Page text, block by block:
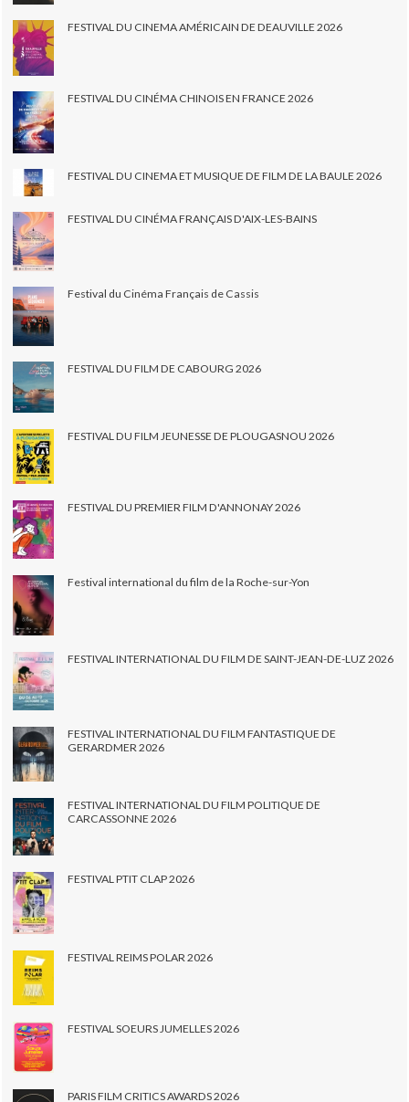
FESTIVAL DU CINEMA AMÉRICAIN DE DEAUVILLE 2026
FESTIVAL DU CINÉMA CHINOIS EN FRANCE 2026
FESTIVAL DU CINEMA ET MUSIQUE DE FILM DE LA BAULE 2026
FESTIVAL DU CINÉMA FRANÇAIS D'AIX-LES-BAINS
Festival du Cinéma Français de Cassis
FESTIVAL DU FILM DE CABOURG 2026
FESTIVAL DU FILM JEUNESSE DE PLOUGASNOU 2026
FESTIVAL DU PREMIER FILM D'ANNONAY 2026
Festival international du film de la Roche-sur-Yon
FESTIVAL INTERNATIONAL DU FILM DE SAINT-JEAN-DE-LUZ 2026
FESTIVAL INTERNATIONAL DU FILM FANTASTIQUE DE
GERARDMER 2026
FESTIVAL INTERNATIONAL DU FILM POLITIQUE DE
CARCASSONNE 2026
FESTIVAL PTIT CLAP 2026
FESTIVAL REIMS POLAR 2026
FESTIVAL SOEURS JUMELLES 2026
PARIS FILM CRITICS AWARDS 2026